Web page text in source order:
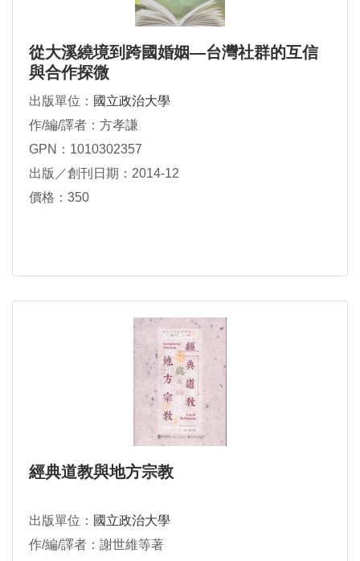
從大溪繞境到跨國婚姻—台灣社群的互信
與合作探微
出版單位： 國立政治大學
作/編/譯者：方孝謙
GPN：1010302357
出版／創刊日期：2014-12
價格：350
經典道教與地方宗教
出版單位： 國立政治大學
作/編/譯者：謝世維等著